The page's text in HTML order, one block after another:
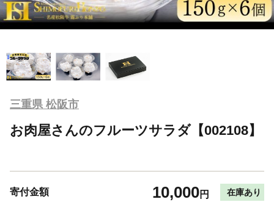
三重県 松阪市
お肉屋さんのフルーツサラダ【002108】
寄付金額 10,000円 在庫あり